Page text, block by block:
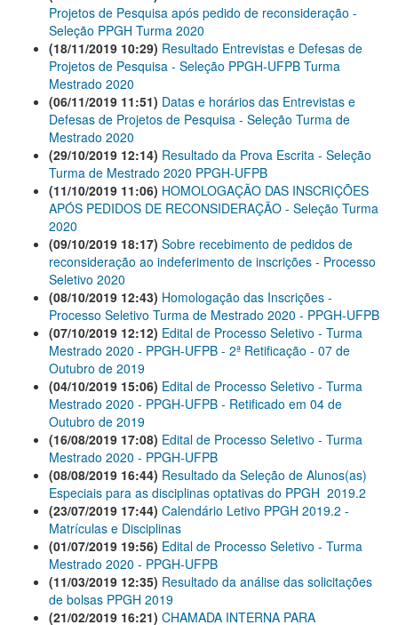
Projetos de Pesquisa após pedido de reconsideração -
Seleção PPGH Turma 2020
(18/11/2019 10:29) Resultado Entrevistas e Defesas de
Projetos de Pesquisa - Seleção PPGH-UFPB Turma
Mestrado 2020
(06/11/2019 11:51) Datas e horários das Entrevistas e
Defesas de Projetos de Pesquisa - Seleção Turma de
Mestrado 2020
(29/10/2019 12:14) Resultado da Prova Escrita - Seleção
Turma de Mestrado 2020 PPGH-UFPB
(11/10/2019 11:06) HOMOLOGAÇÃO DAS INSCRIÇÕES
APÓS PEDIDOS DE RECONSIDERAÇÃO - Seleção Turma
2020
(09/10/2019 18:17) Sobre recebimento de pedidos de
reconsideração ao indeferimento de inscrições - Processo
Seletivo 2020
(08/10/2019 12:43) Homologação das Inscrições -
Processo Seletivo Turma de Mestrado 2020 - PPGH-UFPB
(07/10/2019 12:12) Edital de Processo Seletivo - Turma
Mestrado 2020 - PPGH-UFPB - 2ª Retificação - 07 de
Outubro de 2019
(04/10/2019 15:06) Edital de Processo Seletivo - Turma
Mestrado 2020 - PPGH-UFPB - Retificado em 04 de
Outubro de 2019
(16/08/2019 17:08) Edital de Processo Seletivo - Turma
Mestrado 2020 - PPGH-UFPB
(08/08/2019 16:44) Resultado da Seleção de Alunos(as)
Especiais para as disciplinas optativas do PPGH  2019.2
(23/07/2019 17:44) Calendário Letivo PPGH 2019.2 -
Matrículas e Disciplinas
(01/07/2019 19:56) Edital de Processo Seletivo - Turma
Mestrado 2020 - PPGH-UFPB
(11/03/2019 12:35) Resultado da análise das solicitações
de bolsas PPGH 2019
(21/02/2019 16:21) CHAMADA INTERNA PARA